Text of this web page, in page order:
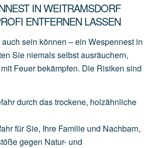
IN WEITRAMSDORF
ENTFERNEN LASSEN
sein können – ein Wespennest in
Sie niemals selbst ausräuchern,
Feuer bekämpfen. Die Risiken sind
durch dastrockene, holzähnliche
fürSie, Ihre Familie und Nachbarn,
gegen Natur- und